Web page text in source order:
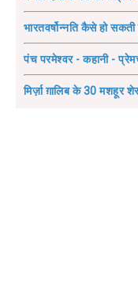
भारतवर्षोन्नति कैसे हो
पंच परमेश्वर - कहानी -
मिर्ज़ा ग़ालिब के 30 मशहूर